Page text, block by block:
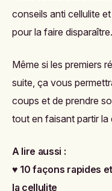
conseils anti cellulite
pour la faire disparaître.
Même si les premiers
suite, ça vous
coups et de prendre
tout en faisant partir la
A lire aussi :
♥ 10 façons rapides
la cellulite